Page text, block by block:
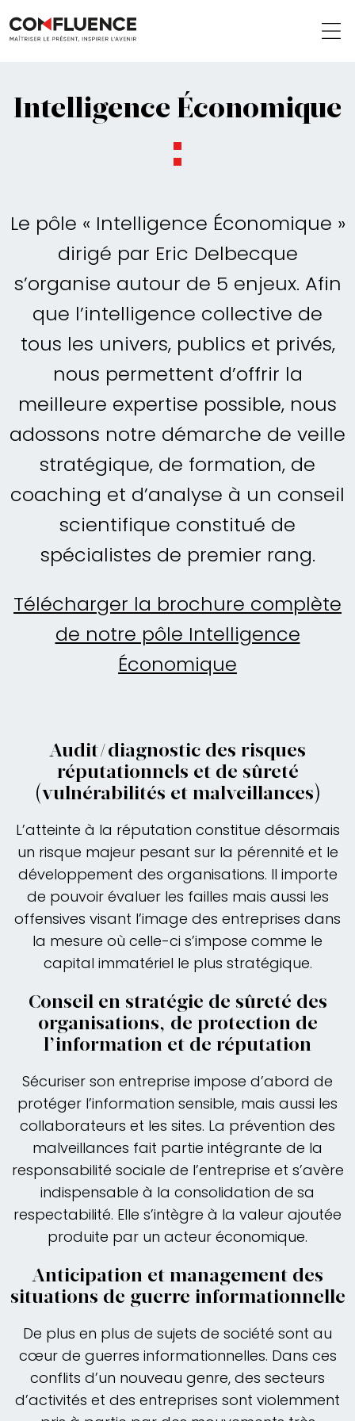
Intelligence Économique
Le pôle « Intelligence Économique »
dirigé par Eric Delbecque
s’organise autour de 5 enjeux. Afin
que l’intelligence collective de
tous les univers, publics et privés,
nous permettent d’offrir la
meilleure expertise possible, nous
adossons notre démarche de veille
stratégique, de formation, de
coaching et d’analyse à un conseil
scientifique constitué de
spécialistes de premier rang.
Télécharger la brochure complète
de notre pôle Intelligence
Économique
Audit/diagnostic des risques
réputationnels et de sûreté
(vulnérabilités et malveillances)
L’atteinte à la réputation constitue désormais
un risque majeur pesant sur la pérennité et le
développement des organisations. Il importe
de pouvoir évaluer les failles mais aussi les
offensives visant l’image des entreprises dans
la mesure où celle-ci s’impose comme le
capital immatériel le plus stratégique.
Conseil en stratégie de sûreté des
organisations, de protection de
l’information et de réputation
Sécuriser son entreprise impose d’abord de
protéger l’information sensible, mais aussi les
collaborateurs et les sites. La prévention des
malveillances fait partie intégrante de la
responsabilité sociale de l’entreprise et s’avère
indispensable à la consolidation de sa
respectabilité. Elle s’intègre à la valeur ajoutée
produite par un acteur économique.
Anticipation et management des
situations de guerre informationnelle
De plus en plus de sujets de société sont au
cœur de guerres informationnelles. Dans ces
conflits d’un nouveau genre, des secteurs
d’activités et des entreprises sont violemment